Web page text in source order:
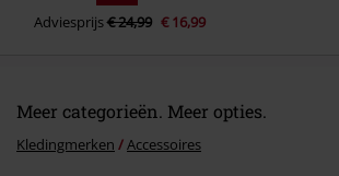
Adviesprijs€ 24,99 € 16,99
Meer categorieën. Meer opties.
Kledingmerken Accessoires